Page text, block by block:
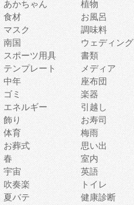
あかちゃん 植物
食材 お風呂
マスク 調味料
南国 ウェディング
スポーツ用具 書類
テンプレート メディア
中年 座布団
ゴミ 楽器
エネルギー 引越し
飾り お寿司
体育 梅雨
お葬式 思い出
春 室内
宇宙 英語
吹奏楽 トイレ
夏バテ 健康診断